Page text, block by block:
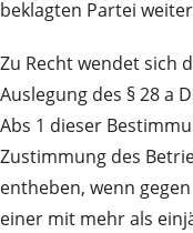
beklagten Partei
Zu Recht wendet sich
Auslegung des § 28 a
Abs 1 dieser
Zustimmung des
entheben, wenn
einer mit mehr als